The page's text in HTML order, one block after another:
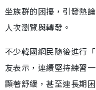
坐族群的困擾，引發熱
人次瀏覽與轉發。
不少韓國網民隨後進行
友表示，連續堅持練習
顯著舒緩，甚至連長期